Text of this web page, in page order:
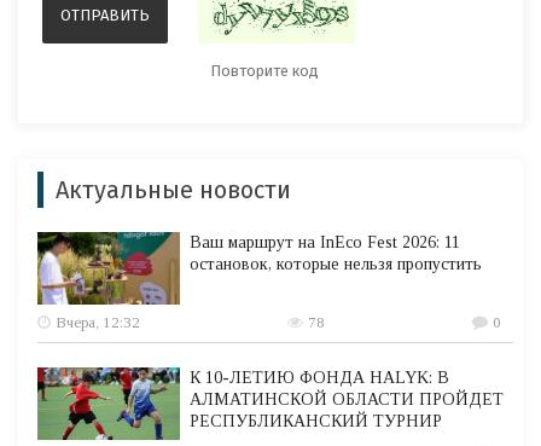
Актуальные новости
Ваш маршрут на InEco Fest 2026: 11
остановок, которые нельзя пропустить
Вчера, 12:32 78 0
К 10-ЛЕТИЮ ФОНДА HALYK: В
АЛМАТИНСКОЙ ОБЛАСТИ ПРОЙДЕТ
РЕСПУБЛИКАНСКИЙ ТУРНИР